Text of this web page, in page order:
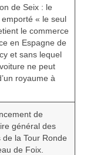
1814
de Seix : le
emporté « le seul
le commerce
en Espagne de
et sans lequel
ne peut
royaume à
de
général des
de la Tour Ronde
de Foix.